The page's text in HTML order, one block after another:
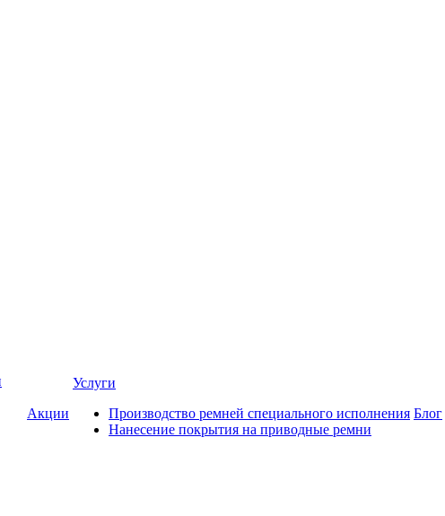
Акции
Услуги
Производство ремней специального исполнения
Нанесение покрытия на приводные ремни
Блог